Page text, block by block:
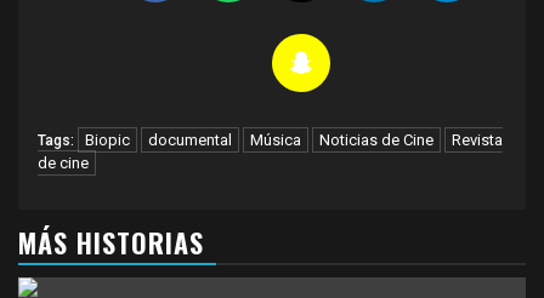
Tags: Biopic documental Música Noticias de Cine
Revista
de cine
MÁS HISTORIAS